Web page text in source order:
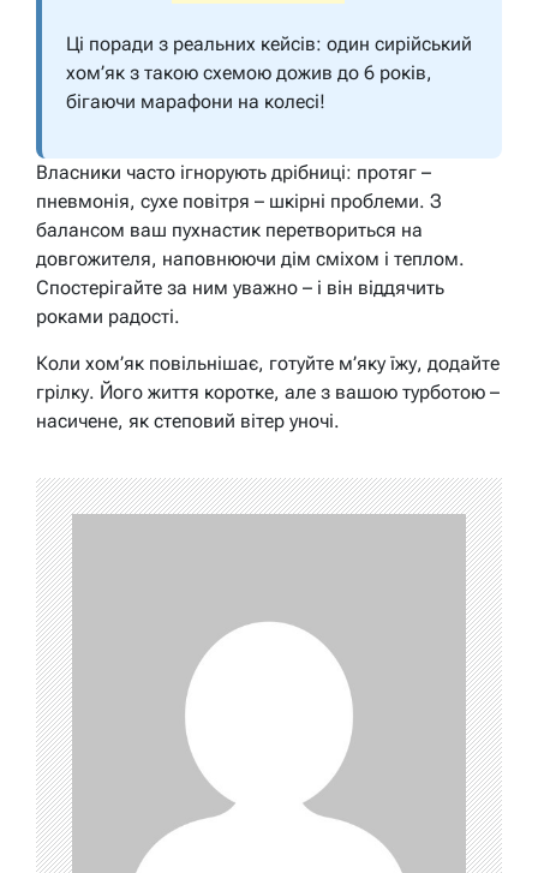
Ці поради з реальних кейсів: один сирійський
хом’як з такою схемою дожив до 6 років,
бігаючи марафони на колесі!
Власники часто ігнорують дрібниці: протяг –
пневмонія, сухе повітря – шкірні проблеми. З
балансом ваш пухнастик перетвориться на
довгожителя, наповнюючи дім сміхом і теплом.
Спостерігайте за ним уважно – і він віддячить
роками радості.
Коли хом’як повільнішає, готуйте м’яку їжу, додайте
грілку. Його життя коротке, але з вашою турботою –
насичене, як степовий вітер уночі.